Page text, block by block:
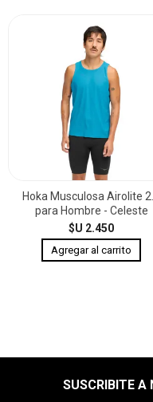
Hoka Musculosa Airolite
para Hombre - Celeste
$U 2.450
SUSCRIBITE A